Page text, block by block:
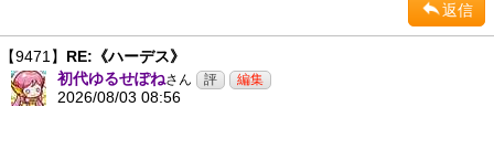
返信
【9471】 RE:《ハーデス》
初代ゆるせぽねさん
2026/08/03 08:56